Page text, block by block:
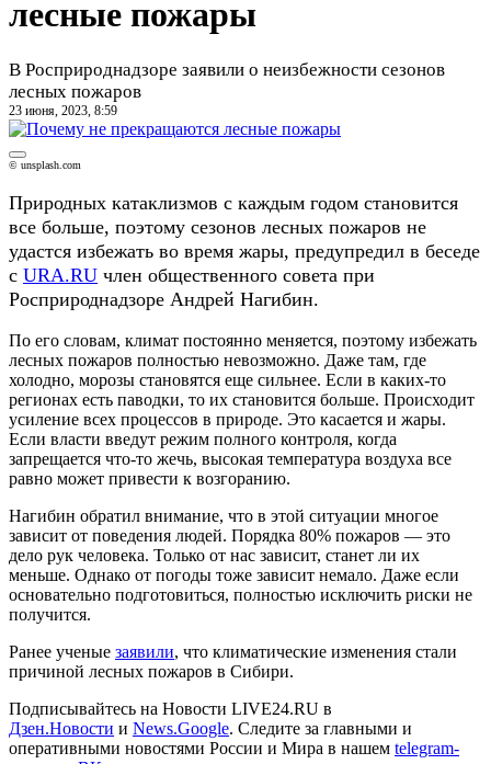
лесные пожары
В Росприроднадзоре заявили о неизбежности сезонов
лесных пожаров
23 июня, 2023, 8:59
© unsplash.com
Природных катаклизмов с каждым годом становится
все больше, поэтому сезонов лесных пожаров не
удастся избежать во время жары, предупредил в беседе
с URA.RU член общественного совета при
Росприроднадзоре Андрей Нагибин.
По его словам, климат постоянно меняется, поэтому избежать
лесных пожаров полностью невозможно. Даже там, где
холодно, морозы становятся еще сильнее. Если в каких-то
регионах есть паводки, то их становится больше. Происходит
усиление всех процессов в природе. Это касается и жары.
Если власти введут режим полного контроля, когда
запрещается что-то жечь, высокая температура воздуха все
равно может привести к возгоранию.
Нагибин обратил внимание, что в этой ситуации многое
зависит от поведения людей. Порядка 80% пожаров — это
дело рук человека. Только от нас зависит, станет ли их
меньше. Однако от погоды тоже зависит немало. Даже если
основательно подготовиться, полностью исключить риски не
получится.
Ранее ученые заявили, что климатические изменения стали
причиной лесных пожаров в Сибири.
Подписывайтесь на Новости LIVE24.RU в
Дзен.Новости и News.Google. Следите за главными и
оперативными новостями России и Мира в нашем telegram-